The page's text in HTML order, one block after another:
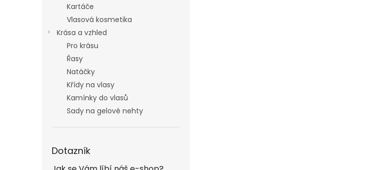
Kartáče
Vlasová kosmetika
Krása a vzhled
Pro krásu
Řasy
Natáčky
Křídy na vlasy
Kamínky do vlasů
Sady na gelové nehty
Dotazník